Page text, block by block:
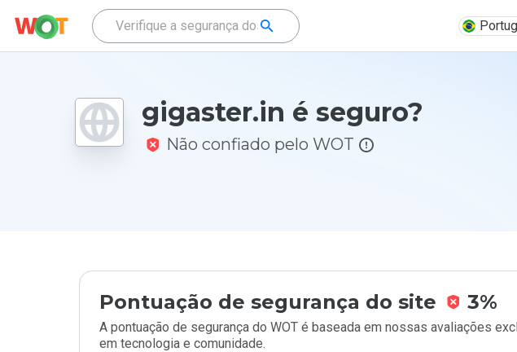
gigaster.in é seguro?
Não confiado pelo WOT
Pontuação de segurança do site 3%
A pontuação de segurança do WOT é baseada em nossas avaliações
em tecnologia e comunidade.